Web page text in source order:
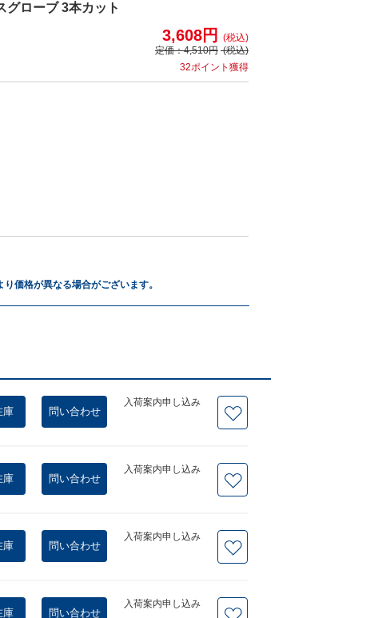
グローブ 3本カット
3,608円
(税込)
定価：4,510円 (税込)
32ポイント獲得
り価格が異なる場合がございます。
庫 問い合わせ
入荷案内申し込み
庫 問い合わせ
入荷案内申し込み
庫 問い合わせ
入荷案内申し込み
庫 問い合わせ
入荷案内申し込み